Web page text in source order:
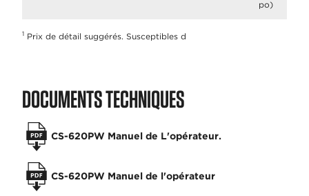
po)
1 Prix de détail suggérés. Susceptibles d
DOCUMENTS TECHNIQUES
CS-620PW Manuel de L'opérateur.
CS-620PW Manuel de l'opérateur